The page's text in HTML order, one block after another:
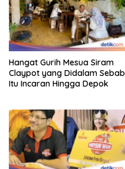
Hangat Gurih Mesua Siram
Claypot yang Didalam Sebab
Itu Incaran Hingga Depok